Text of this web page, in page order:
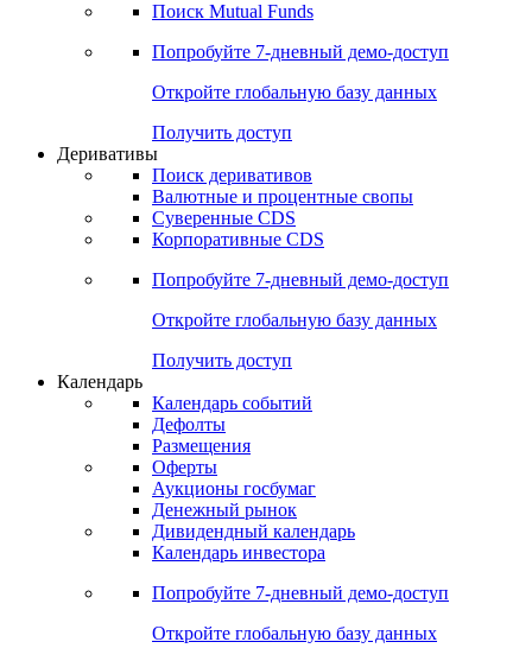
Поиск Mutual Funds
Попробуйте 7-дневный демо-доступ
Откройте глобальную базу данных
Получить доступ
Деривативы
Поиск деривативов
Валютные и процентные свопы
Суверенные CDS
Корпоративные CDS
Попробуйте 7-дневный демо-доступ
Откройте глобальную базу данных
Получить доступ
Календарь
Календарь событий
Дефолты
Размещения
Оферты
Аукционы госбумаг
Денежный рынок
Дивидендный календарь
Календарь инвестора
Попробуйте 7-дневный демо-доступ
Откройте глобальную базу данных